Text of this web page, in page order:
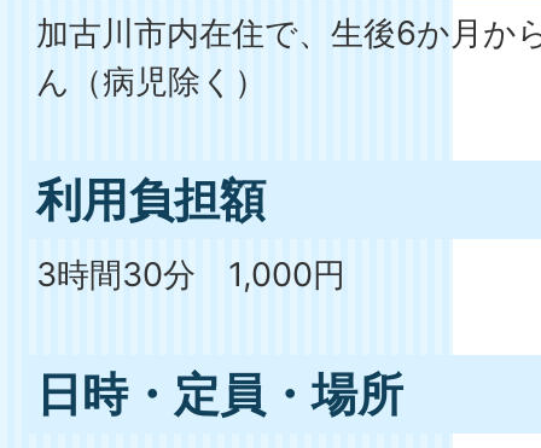
加古川市内在住で、生後6か月か
ん（病児除く）
利用負担額
3時間30分 1,000円
日時・定員・場所